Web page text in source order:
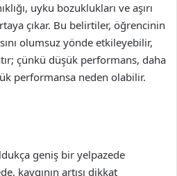
uyku bozuklukları ve aşırı
çıkar. Bu belirtiler, öğrencinin
olumsuz yönde etkileyebilir,
çünkü düşük performans, daha
performansa neden olabilir.
geniş bir yelpazede
kaygının artışı dikkat